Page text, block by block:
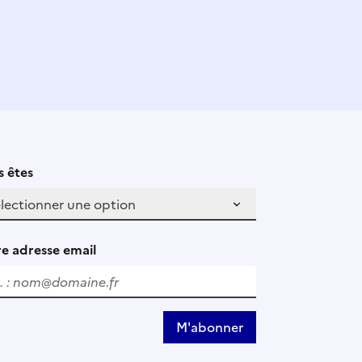
êtes
adresse email
M'abonner